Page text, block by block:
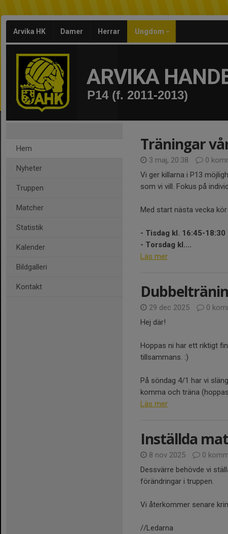
Arvika HK Damer Herrar Ungdom
ARVIKA
P14 (f. 2011-2013)
Hem
Nyheter
Truppen
Matcher
Statistik
Kalender
Bildgalleri
Kontakt
Träningar
3 maj, 20:38
0
Vi ger killarna i P13
som vi vill. Fokus på
Med start nästa vecka kör
- Tisdag kl. 16:45-18:30
- Torsdag kl....
Läs mer
29 dec 2025
0
Hej där!
Hoppas ni har ett riktigt
tillsammans. :)
På söndag 4/1 har vi
komma och träna
Läs mer
Inställda
8 nov 2025
0
Dessvärre behövde vi
förändringar i truppen.
Vi återkommer senare
//Ledarna